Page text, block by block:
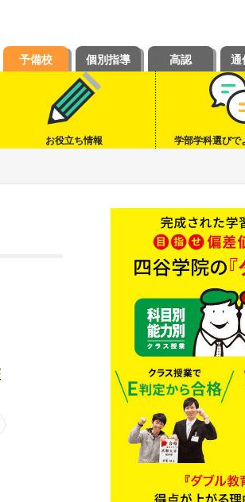
予備校 個別指導 高認 通
お役立ち情報 学部学科選びで